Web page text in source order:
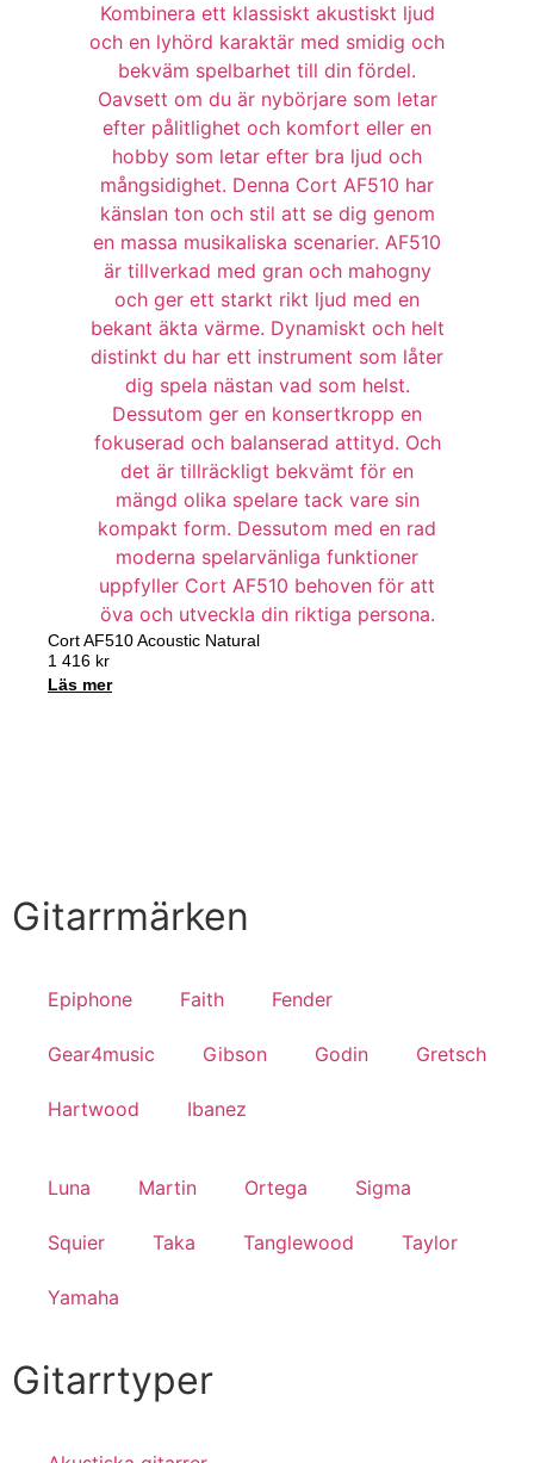
Cort AF510 Acoustic Natural
1 416 kr
Läs mer
Gitarrmärken
Epiphone Faith Fender
Gear4music Gibson Godin Gretsch
Hartwood Ibanez
Luna Martin Ortega Sigma
Squier Taka Tanglewood Taylor
Yamaha
Gitarrtyper